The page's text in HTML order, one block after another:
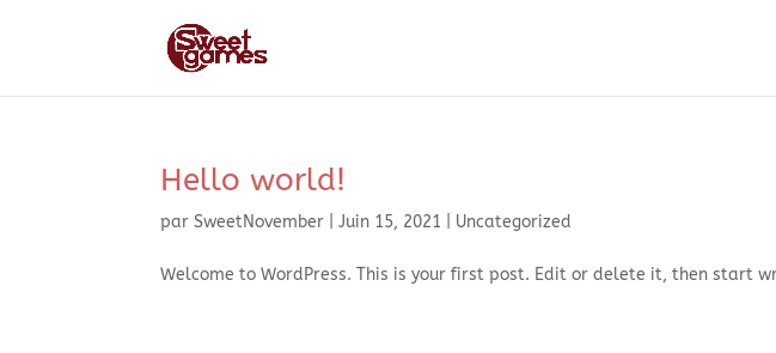
Hello world!
parSweetNovember |Juin 15, 2021 Uncategorized
Welcome to WordPress. This is your first post. Edit or delete it, then start